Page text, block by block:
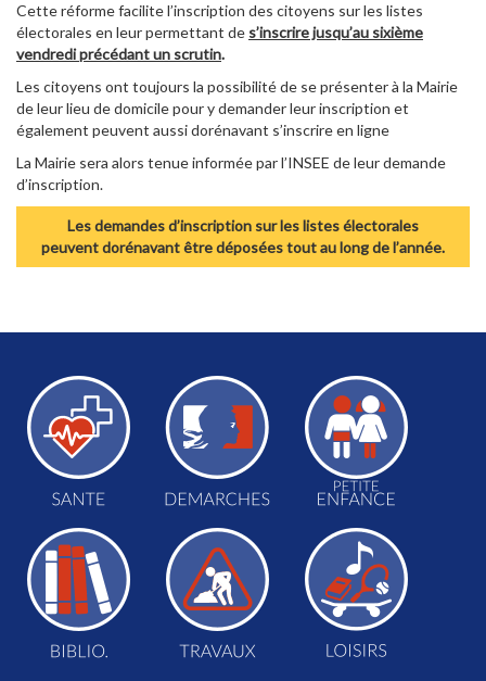
Cette réforme facilite l’inscription des citoyens sur les listes
électorales en leur permettant de s’inscrire jusqu’au sixième
vendredi précédant un scrutin.
Les citoyens ont toujours la possibilité de se présenter à la Mairie
de leur lieu de domicile pour y demander leur inscription et
également peuvent aussi dorénavant s’inscrire en ligne
La Mairie sera alors tenue informée par l’INSEE de leur demande
d’inscription.
Les demandes d’inscription sur les listes électorales
peuvent dorénavant être déposées tout au long de l’année.